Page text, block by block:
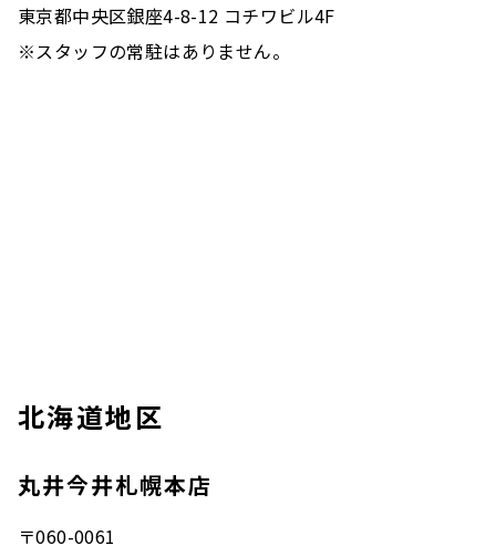
東京都中央区銀座4-8-12 コチワビル4F
※スタッフの常駐はありません。
北海道地区
丸井今井札幌本店
〒060-0061